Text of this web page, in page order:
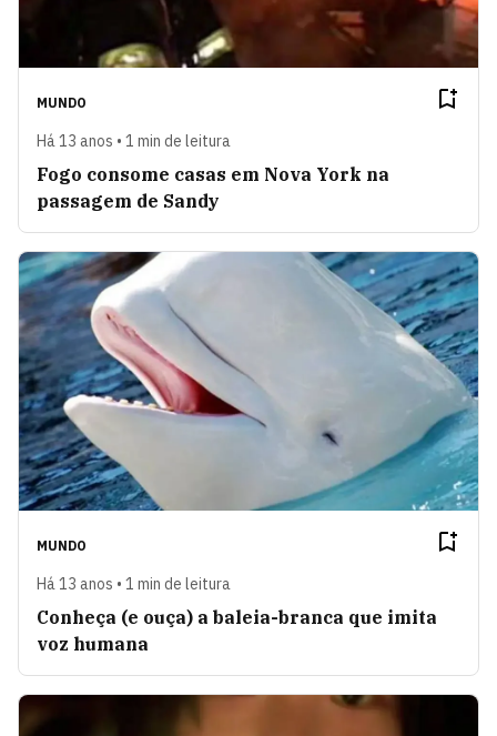
MUNDO
Há 13 anos • 1 min de leitura
Fogo consome casas em Nova York na
passagem de Sandy
MUNDO
Há 13 anos • 1 min de leitura
Conheça (e ouça) a baleia-branca que imita
voz humana